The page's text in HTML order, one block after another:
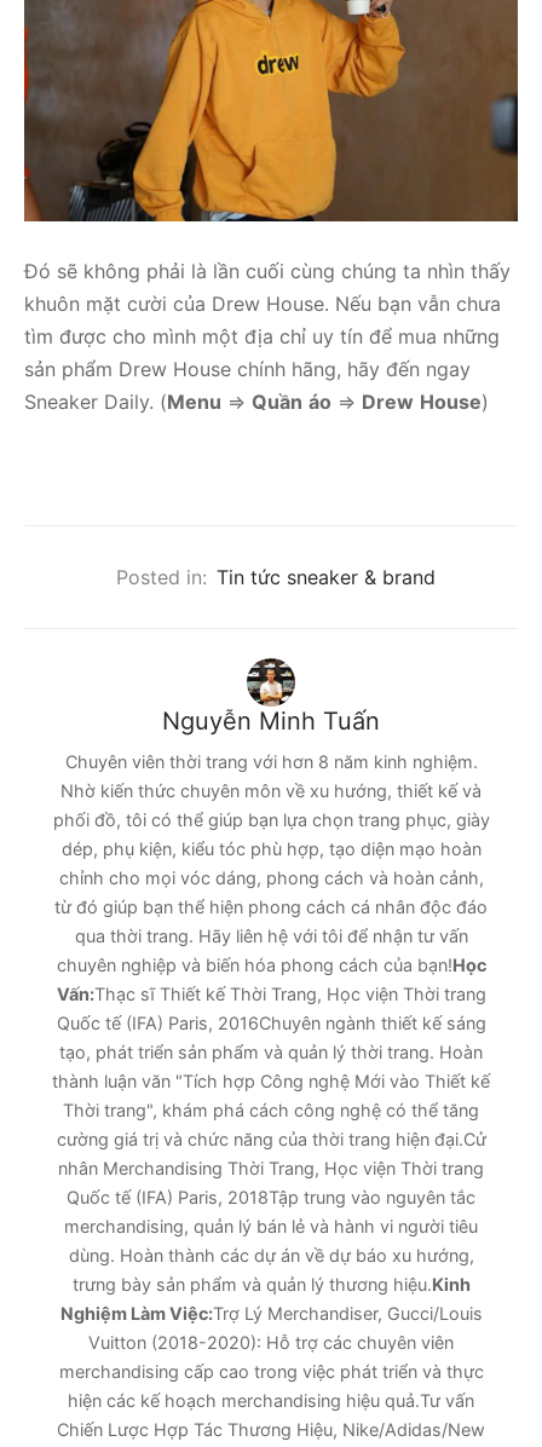
Đó sẽ không phải là lần cuối cùng chúng ta nhìn thấy
khuôn mặt cười của Drew House. Nếu bạn vẫn chưa
tìm được cho mình một địa chỉ uy tín để mua những
sản phẩm Drew House chính hãng, hãy đến ngay
Sneaker Daily. (Menu => Quần áo => Drew House)
Posted in: Tin tức sneaker & brand
Nguyễn Minh Tuấn
Chuyên viên thời trang với hơn 8 năm kinh nghiệm.
Nhờ kiến thức chuyên môn về xu hướng, thiết kế và
phối đồ, tôi có thể giúp bạn lựa chọn trang phục, giày
dép, phụ kiện, kiểu tóc phù hợp, tạo diện mạo hoàn
chỉnh cho mọi vóc dáng, phong cách và hoàn cảnh,
từ đó giúp bạn thể hiện phong cách cá nhân độc đáo
qua thời trang. Hãy liên hệ với tôi để nhận tư vấn
chuyên nghiệp và biến hóa phong cách của bạn!Học
Vấn:Thạc sĩ Thiết kế Thời Trang, Học viện Thời trang
Quốc tế (IFA) Paris, 2016Chuyên ngành thiết kế sáng
tạo, phát triển sản phẩm và quản lý thời trang. Hoàn
thành luận văn "Tích hợp Công nghệ Mới vào Thiết kế
Thời trang", khám phá cách công nghệ có thể tăng
cường giá trị và chức năng của thời trang hiện đại.Cử
nhân Merchandising Thời Trang, Học viện Thời trang
Quốc tế (IFA) Paris, 2018Tập trung vào nguyên tắc
merchandising, quản lý bán lẻ và hành vi người tiêu
dùng. Hoàn thành các dự án về dự báo xu hướng,
trưng bày sản phẩm và quản lý thương hiệu.Kinh
Nghiệm Làm Việc:Trợ Lý Merchandiser, Gucci/Louis
Vuitton (2018-2020): Hỗ trợ các chuyên viên
merchandising cấp cao trong việc phát triển và thực
hiện các kế hoạch merchandising hiệu quả.Tư vấn
Chiến Lược Hợp Tác Thương Hiệu, Nike/Adidas/New